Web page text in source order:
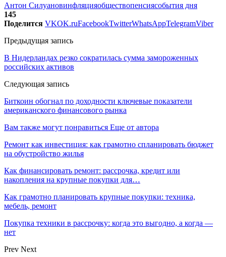
Антон Силуановинфляцияобществопенсиясобытия дня
145
Поделится VKOK.ruFacebookTwitterWhatsAppTelegramViber
Предыдущая запись
В Нидерландах резко сократилась сумма замороженных
российских активов
Следующая запись
Биткоин обогнал по доходности ключевые показатели
американского финансового рынка
Вам также могут понравиться Еще от автора
Ремонт как инвестиция: как грамотно спланировать бюджет
на обустройство жилья
Как финансировать ремонт: рассрочка, кредит или
накопления на крупные покупки для…
Как грамотно планировать крупные покупки: техника,
мебель, ремонт
Покупка техники в рассрочку: когда это выгодно, а когда —
нет
Prev Next